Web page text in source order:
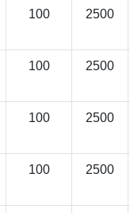
100 2500
100 2500
100 2500
100 2500